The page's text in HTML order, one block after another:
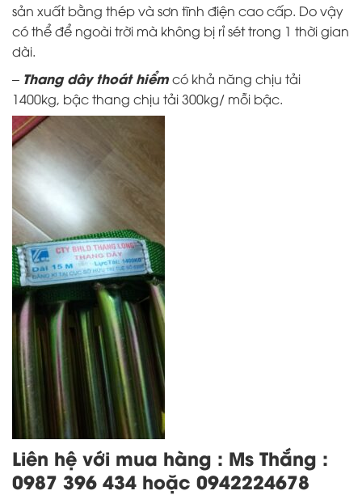
sản xuất bằng thép và sơn tĩnh điện cao cấp. Do vậy
có thể để ngoài trời mà không bị rỉ sét trong 1 thời gian
dài.
– Thang dây thoát hiểmcó khả năng chịu tải
1400kg, bậc thang chịu tải 300kg/ mỗi bậc.
Liên hệ với mua hàng : Ms Thắng :
0987 396 434 hoặc 0942224678